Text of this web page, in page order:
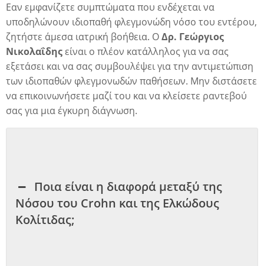
Eαν εμφανίζετε συμπτώματα που ενδέχεται να
υποδηλώνουν ιδιοπαθή φλεγμονώδη νόσο του εντέρου,
ζητήστε άμεσα ιατρική βοήθεια. ΟΔρ. Γεώργιος
Νικολαΐδηςείναι ο πλέον κατάλληλος για να σας
εξετάσει και να σας συμβουλέψει για την αντιμετώπιση
των ιδιοπαθών φλεγμονωδών παθήσεων. Μην διστάσετε
ναεπικοινωνήσετε μαζί του και να κλείσετε ραντεβού
σας για μια έγκυρη διάγνωση.
Ποια είναι η διαφορά μεταξύ της
Νόσου του Crohn και της Ελκώδους
Κολίτιδας;